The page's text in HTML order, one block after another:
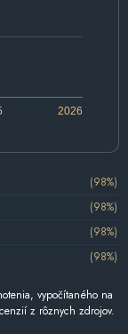
2026
(98%)
(98%)
(98%)
(98%)
vypočítaného na
z rôznych zdrojov.